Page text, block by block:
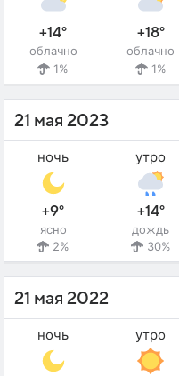
+14°
облачно
1%
+18°
облачно
1%
21 мая 2023
ночь
+9°
ясно
2%
утро
+14°
дождь
30%
21 мая 2022
ночь утро